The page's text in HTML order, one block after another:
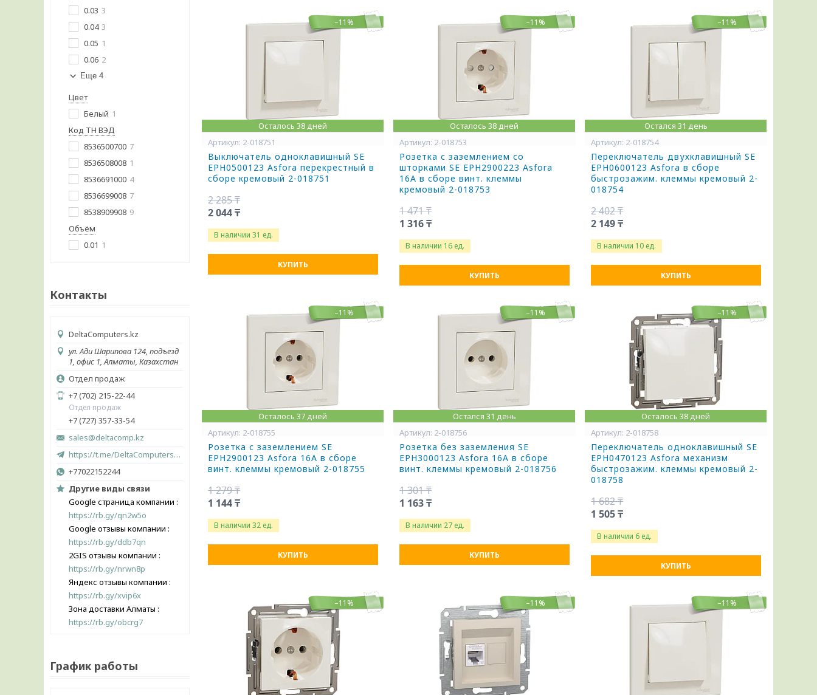
0.03 3
0.04 3
0.05 1
0.06 2
Еще 4
Цвет
Белый 1
Код ТН ВЭД
8536500700 7
8536508008 1
8536691000 4
8536699008 7
8538909908 9
Объём
0.01 1
Контакты
DeltaComputers.kz
ул. Ади Шарипова 124, подъезд
1, офис 1, Алматы, Казахстан
Отдел продаж
+7 (702) 215-22-44
Отдел продаж
+7 (727) 357-33-54
sales@deltacomp.kz
https://t.me/DeltaComputers_kz
+77022152244
Другие виды связи
Google страница компании
https://rb.gy/qn2w5o
Google отзывы компании
https://rb.gy/ddb7qn
2GIS отзывы компании
https://rb.gy/nrwn8p
Яндекс отзывы компании
https://rb.gy/xvip6x
Зона доставки Алматы
https://rb.gy/obcrg7
График работы
–11%
Осталось 38 дней
2-018751
Выключатель одноклавишный SE
EPH0500123 Asfora перекрестный в
сборе кремовый 2-018751
2 285 ₸
2 044 ₸
В наличии 31 ед.
КУПИТЬ
–11%
Осталось 38 дней
2-018753
Розетка с заземлением со
шторками SE EPH2900223 Asfora
16А в сборе винт. клеммы
кремовый 2-018753
1 471 ₸
1 316 ₸
В наличии 16 ед.
КУПИТЬ
–11%
Остался 31 день
2-018754
Переключатель двухклавишный SE
EPH0600123 Asfora в сборе
быстрозажим. клеммы кремовый 2-
018754
2 402 ₸
2 149 ₸
В наличии 10 ед.
КУПИТЬ
–11%
Осталось 37 дней
2-018755
Розетка с заземлением SE
EPH2900123 Asfora 16А в сборе
винт. клеммы кремовый 2-018755
1 279 ₸
1 144 ₸
В наличии 32 ед.
КУПИТЬ
–11%
Остался 31 день
2-018756
Розетка без заземления SE
EPH3000123 Asfora 16А в сборе
винт. клеммы кремовый 2-018756
1 301 ₸
1 163 ₸
В наличии 27 ед.
КУПИТЬ
–11%
Осталось 38 дней
2-018758
Переключатель одноклавишный SE
EPH0470123 Asfora механизм
быстрозажим. клеммы кремовый 2-
018758
1 682 ₸
1 505 ₸
В наличии 6 ед.
КУПИТЬ
–11% –11% –11%